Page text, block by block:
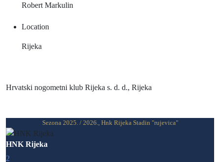
Robert Markulin
Location
Rijeka
Hrvatski nogometni klub Rijeka s. d. d., Rijeka
Sezona 2025. / 2026., Hnk Rijeka Stadin "rujevica"
HNK Rijeka
2